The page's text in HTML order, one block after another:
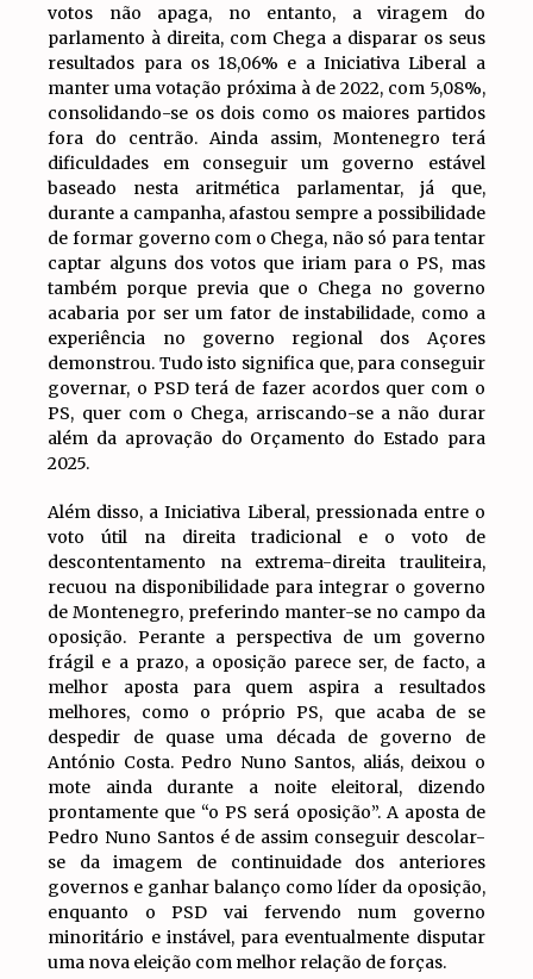
votos não apaga, no entanto, a viragem do
parlamento à direita, com Chega a disparar os seus
resultados para os 18,06% e a Iniciativa Liberal a
manter uma votação próxima à de 2022, com 5,08%,
consolidando-se os dois como os maiores partidos
fora do centrão. Ainda assim, Montenegro terá
dificuldades em conseguir um governo estável
baseado nesta aritmética parlamentar, já que,
durante a campanha, afastou sempre a possibilidade
de formar governo com o Chega, não só para tentar
captar alguns dos votos que iriam para o PS, mas
também porque previa que o Chega no governo
acabaria por ser um fator de instabilidade, como a
experiência no governo regional dos Açores
demonstrou. Tudo isto significa que, para conseguir
governar, o PSD terá de fazer acordos quer com o
PS, quer com o Chega, arriscando-se a não durar
além da aprovação do Orçamento do Estado para
2025.
Além disso, a Iniciativa Liberal, pressionada entre o
voto útil na direita tradicional e o voto de
descontentamento na extrema-direita trauliteira,
recuou na disponibilidade para integrar o governo
de Montenegro, preferindo manter-se no campo da
oposição. Perante a perspectiva de um governo
frágil e a prazo, a oposição parece ser, de facto, a
melhor aposta para quem aspira a resultados
melhores, como o próprio PS, que acaba de se
despedir de quase uma década de governo de
António Costa. Pedro Nuno Santos, aliás, deixou o
mote ainda durante a noite eleitoral, dizendo
prontamente que “o PS será oposição”. A aposta de
Pedro Nuno Santos é de assim conseguir descolar-
se da imagem de continuidade dos anteriores
governos e ganhar balanço como líder da oposição,
enquanto o PSD vai fervendo num governo
minoritário e instável, para eventualmente disputar
uma nova eleição com melhor relação de forças.